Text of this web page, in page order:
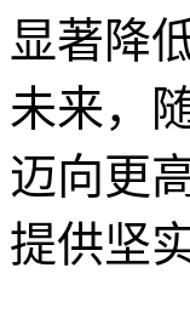
显著降
未来，
迈向更
提供坚